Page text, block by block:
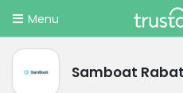
Menu
Samboat